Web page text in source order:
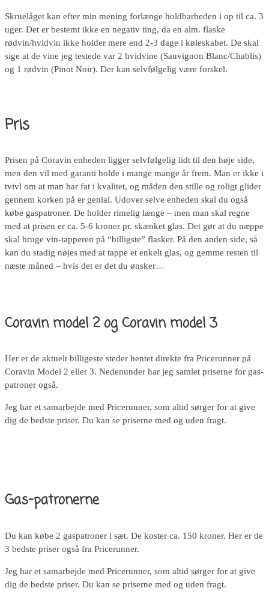
Skruelåget kan efter min mening forlænge holdbarheden i op til ca. 3
uger. Det er bestemt ikke en negativ ting, da en alm. flaske
rødvin/hvidvin ikke holder mere end 2-3 dage i køleskabet. De skal
sige at de vine jeg testede var 2 hvidvine (Sauvignon Blanc/Chablis)
og 1 rødvin (Pinot Noir). Der kan selvfølgelig være forskel.
Pris
Prisen på Coravin enheden ligger selvfølgelig lidt til den høje side,
men den vil med garanti holde i mange mange år frem. Man er ikke i
tvivl om at man har fat i kvalitet, og måden den stille og roligt glider
gennem korken på er genial. Udover selve enheden skal du også
købe gaspatroner. De holder rimelig længe – men man skal regne
med at prisen er ca. 5-6 kroner pr. skænket glas. Det gør at du næppe
skal bruge vin-tapperen på “billigste” flasker. På den anden side, så
kan du stadig nøjes med at tappe et enkelt glas, og gemme resten til
næste måned – hvis det er det du ønsker…
Coravin model 2 og Coravin model 3
Her er de aktuelt billigeste steder hentet direkte fra Pricerunner på
Coravin Model 2 eller 3. Nedenunder har jeg samlet priserne for gas-
patroner også.
Jeg har et samarbejde med Pricerunner, som altid sørger for at give
dig de bedste priser. Du kan se priserne med og uden fragt.
Gas-patronerne
Du kan købe 2 gaspatroner i sæt. De koster ca. 150 kroner. Her er de
3 bedste priser også fra Pricerunner.
Jeg har et samarbejde med Pricerunner, som altid sørger for at give
dig de bedste priser. Du kan se priserne med og uden fragt.